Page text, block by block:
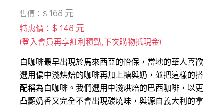
售價：$ 168 元
特惠價： $ 148 元
白咖啡最早出現於馬來西亞的怡保，當地的華人喜歡
選用偏中淺烘焙的咖啡再加上糖與奶，並把這樣的搭
配稱為白咖啡。我們選用中淺烘焙的巴西咖啡，以更
凸顯奶香又完全不會出現碳燒味，與源自義大利的拿